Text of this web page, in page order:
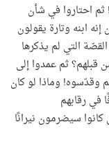
احتاروا في شأن
ابنه وتارة يقولون
التي لم يذكرها
قبلهم؟ ثم عمدوا إلى
وقدّسوه! وماذا لو كان
في رقابهم
كانوا سيضرمون نيرانًا